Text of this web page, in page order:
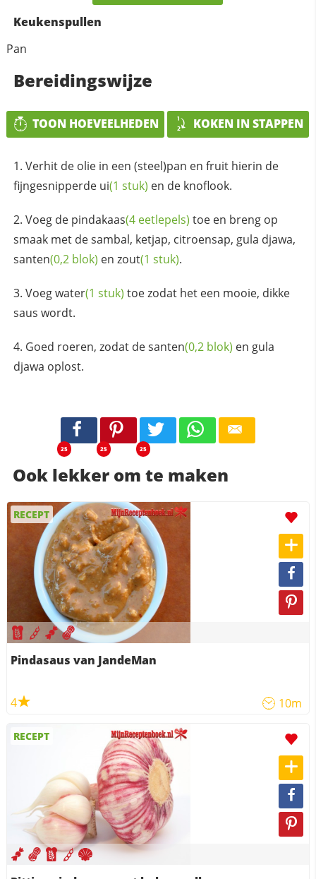
Keukenspullen
Pan
Bereidingswijze
TOON HOEVEELHEDEN KOKEN IN STAPPEN
Verhit de olie in een (steel)pan en fruit hierin de
fijngesnipperde ui(1 stuk) en de knoflook.
Voeg de pindakaas(4 eetlepels) toe en breng op
smaak met de sambal, ketjap, citroensap, gula djawa,
santen(0,2 blok) en zout(1 stuk).
Voegwater(1 stuk) toe zodat het een mooie, dikke
saus wordt.
Goed roeren, zodat desanten(0,2 blok) en gula
djawa oplost.
25 25 25
Ook lekker om te maken
RECEPT
Pindasaus van JandeMan
4 10m
RECEPT